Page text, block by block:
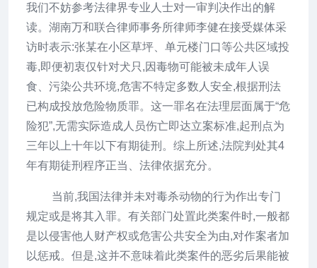
我们不妨参考法律界专业人士对一审判决作出的解
读。湖南万和联合律师事务所律师李健在接受媒体采
访时表示:张某在小区草坪、单元楼门口等公共区域投
毒,即便初衷仅针对犬只,因毒物可能被未成年人误
食、污染公共环境,危害不特定多数人安全,根据刑法
已构成投放危险物质罪。这一罪名在法理层面属于“危
险犯”,无需实际造成人员伤亡即达立案标准,起刑点为
三年以上十年以下有期徒刑。综上所述,法院判处其4
年有期徒刑程序正当、法律依据充分。
当前,我国法律并未对毒杀动物的行为作出专门
规定或是将其入罪。有关部门处置此类案件时,一般都
是以侵害他人财产权或危害公共安全为由,对作案者加
以惩戒。但是,这并不意味着此类案件的恶劣后果能被